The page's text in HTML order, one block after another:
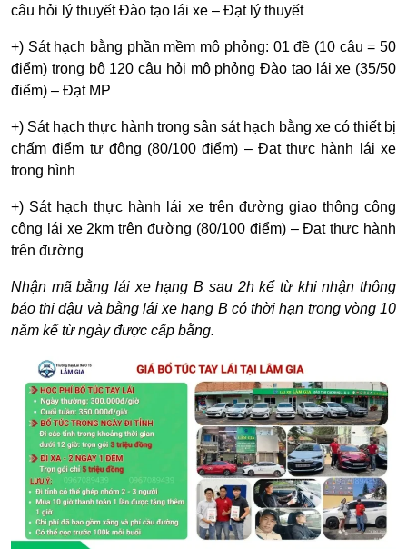
câu hỏi lý thuyết Đào tạo lái xe – Đạt lý thuyết
+) Sát hạch bằng phần mềm mô phỏng: 01 đề (10 câu = 50
điểm) trong bộ 120 câu hỏi mô phỏng Đào tạo lái xe (35/50
điểm) – Đạt MP
+) Sát hạch thực hành trong sân sát hạch bằng xe có thiết bị
chấm điểm tự động (80/100 điểm) – Đạt thực hành lái xe
trong hình
+) Sát hạch thực hành lái xe trên đường giao thông công
cộng lái xe 2km trên đường (80/100 điểm) – Đạt thực hành
trên đường
Nhận mã bằng lái xe hạng B sau 2h kể từ khi nhận thông
báo thi đậu và bằng lái xe hạng B có thời hạn trong vòng 10
năm kể từ ngày được cấp bằng.